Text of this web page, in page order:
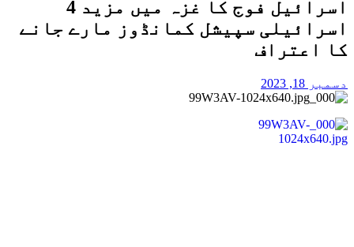
اسرائیل فوج کا غزہ میں مزید 4
اسرائیلی سپیشل کمانڈوز مارے جانے
کا اعتراف
دسمبر 18, 2023